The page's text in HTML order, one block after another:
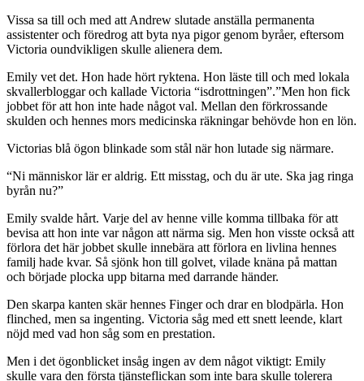
Vissa sa till och med att Andrew slutade anställa permanenta
assistenter och föredrog att byta nya pigor genom byråer, eftersom
Victoria oundvikligen skulle alienera dem.
Emily vet det. Hon hade hört ryktena. Hon läste till och med lokala
skvallerbloggar och kallade Victoria “isdrottningen”.”Men hon fick
jobbet för att hon inte hade något val. Mellan den förkrossande
skulden och hennes mors medicinska räkningar behövde hon en lön.
Victorias blå ögon blinkade som stål när hon lutade sig närmare.
“Ni människor lär er aldrig. Ett misstag, och du är ute. Ska jag ringa
byrån nu?”
Emily svalde hårt. Varje del av henne ville komma tillbaka för att
bevisa att hon inte var någon att närma sig. Men hon visste också att
förlora det här jobbet skulle innebära att förlora en livlina hennes
familj hade kvar. Så sjönk hon till golvet, vilade knäna på mattan
och började plocka upp bitarna med darrande händer.
Den skarpa kanten skär hennes Finger och drar en blodpärla. Hon
flinched, men sa ingenting. Victoria såg med ett snett leende, klart
nöjd med vad hon såg som en prestation.
Men i det ögonblicket insåg ingen av dem något viktigt: Emily
skulle vara den första tjänsteflickan som inte bara skulle tolerera